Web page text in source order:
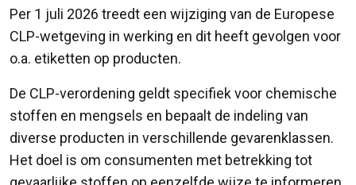
Per 1 juli 2026 treedt een wijziging van de Europese
CLP-wetgeving in werking en dit heeft gevolgen voor
o.a. etiketten op producten.
De CLP-verordening geldt specifiek voor chemische
stoffen en mengsels en bepaalt de indeling van
diverse producten in verschillende gevarenklassen.
Het doel is om consumenten met betrekking tot